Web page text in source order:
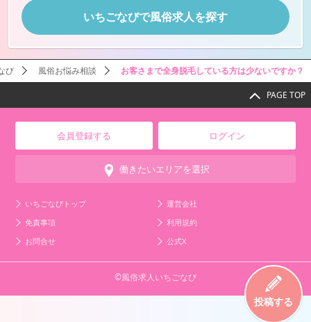
いちごなびで風俗求人を探す
投稿する
び 風俗お悩み相談 お客さまで全身脱毛している方は少ないですか？
PAGE TOP
会員登録する ログイン
働きたいエリアを選択
いちごなびトップ
運営会社
免責事項
利用規約
お問合せ
公式X
©風俗求人いちごなび